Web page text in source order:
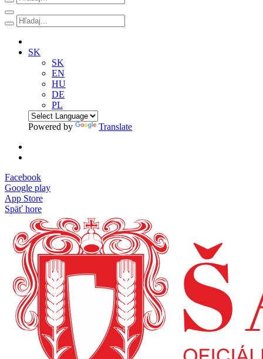
SK
SK
EN
HU
DE
PL
Powered by Translate
Facebook
Google play
App Store
Späť hore